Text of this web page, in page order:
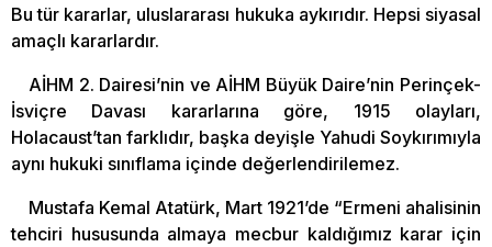
Bu tür kararlar, uluslararası hukuka aykırıdır. Hepsi siyasal
amaçlı kararlardır.
AİHM 2. Dairesi’nin ve AİHM Büyük Daire’nin Perinçek-
İsviçre Davası kararlarına göre, 1915 olayları,
Holacaust’tan farklıdır, başka deyişle Yahudi Soykırımıyla
aynı hukuki sınıflama içinde değerlendirilemez.
Mustafa Kemal Atatürk, Mart 1921’de “Ermeni ahalisinin
tehciri hususunda almaya mecbur kaldığımız karar için